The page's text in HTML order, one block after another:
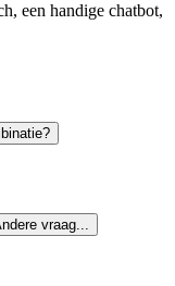
een handige chatbot,
vraag...